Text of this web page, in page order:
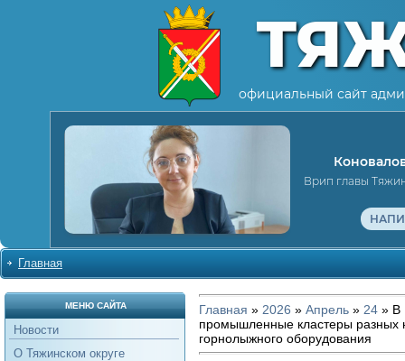
официальный сайт
Врип главы
Главная
МЕНЮ САЙТА
Новости
О Тяжинском округе
Главная » 2026 » Апрель » 24 » В
промышленные кластеры разных
горнолыжного оборудования